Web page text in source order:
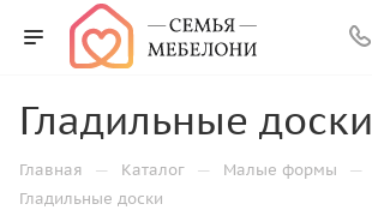
Гладильные доски
Главная — Каталог — Малые формы —
Гладильные доски